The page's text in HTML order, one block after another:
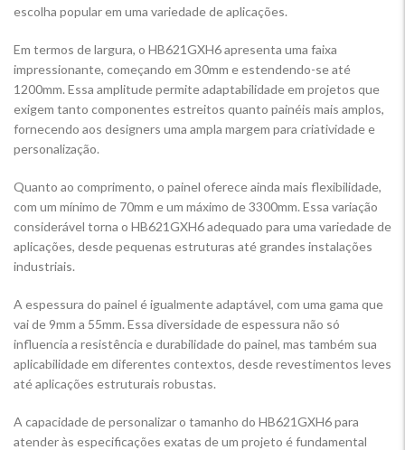
escolha popular em uma variedade de aplicações.
Em termos de largura, o HB621GXH6 apresenta uma faixa
impressionante, começando em 30mm e estendendo-se até
1200mm. Essa amplitude permite adaptabilidade em projetos que
exigem tanto componentes estreitos quanto painéis mais amplos,
fornecendo aos designers uma ampla margem para criatividade e
personalização.
Quanto ao comprimento, o painel oferece ainda mais flexibilidade,
com um mínimo de 70mm e um máximo de 3300mm. Essa variação
considerável torna o HB621GXH6 adequado para uma variedade de
aplicações, desde pequenas estruturas até grandes instalações
industriais.
A espessura do painel é igualmente adaptável, com uma gama que
vai de 9mm a 55mm. Essa diversidade de espessura não só
influencia a resistência e durabilidade do painel, mas também sua
aplicabilidade em diferentes contextos, desde revestimentos leves
até aplicações estruturais robustas.
A capacidade de personalizar o tamanho do HB621GXH6 para
atender às especificações exatas de um projeto é fundamental